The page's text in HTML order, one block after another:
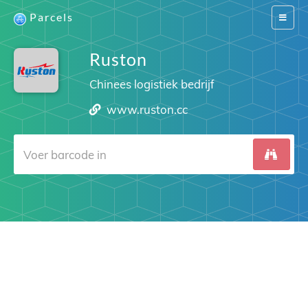
Switch
Parcels
Ruston
Chinees logistiek bedrijf
www.ruston.cc